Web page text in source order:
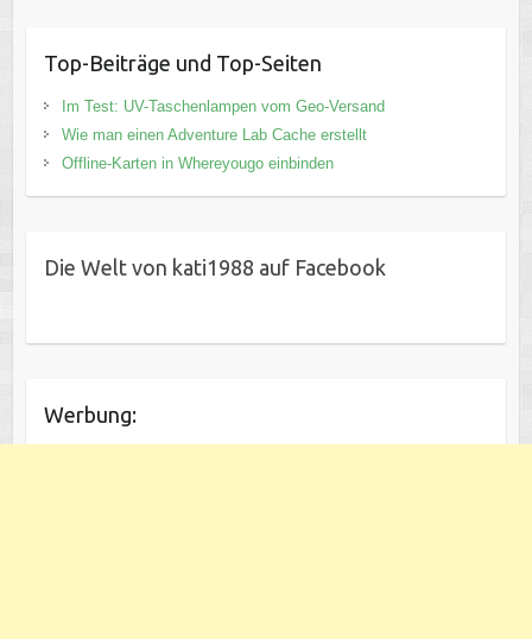
Top-Beiträge und Top-Seiten
Im Test: UV-Taschenlampen vom Geo-Versand
Wie man einen Adventure Lab Cache erstellt
Offline-Karten in Whereyougo einbinden
Die Welt von kati1988 auf Facebook
Werbung: